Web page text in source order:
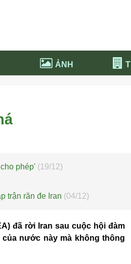
ẢNH
EDUCATION
phép' (19/12)
trận răn đe Iran (04/12)
đã rời Iran sau cuộc hội đàm
nước này mà không thông